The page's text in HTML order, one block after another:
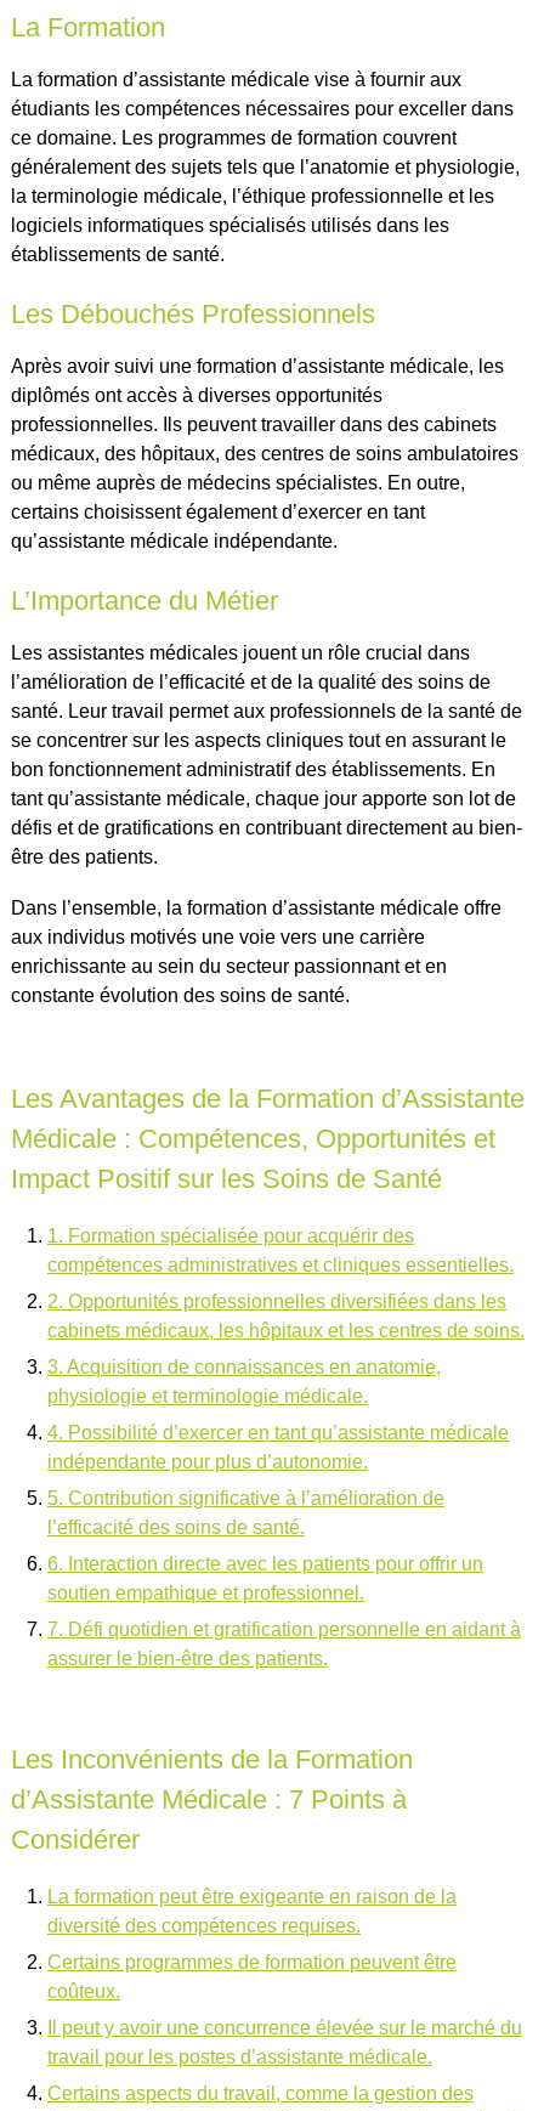
La Formation
La formation d’assistante médicale vise à fournir aux
étudiants les compétences nécessaires pour exceller dans
ce domaine. Les programmes de formation couvrent
généralement des sujets tels que l’anatomie et physiologie,
la terminologie médicale, l’éthique professionnelle et les
logiciels informatiques spécialisés utilisés dans les
établissements de santé.
Les Débouchés Professionnels
Après avoir suivi une formation d’assistante médicale, les
diplômés ont accès à diverses opportunités
professionnelles. Ils peuvent travailler dans des cabinets
médicaux, des hôpitaux, des centres de soins ambulatoires
ou même auprès de médecins spécialistes. En outre,
certains choisissent également d’exercer en tant
qu’assistante médicale indépendante.
L’Importance du Métier
Les assistantes médicales jouent un rôle crucial dans
l’amélioration de l’efficacité et de la qualité des soins de
santé. Leur travail permet aux professionnels de la santé de
se concentrer sur les aspects cliniques tout en assurant le
bon fonctionnement administratif des établissements. En
tant qu’assistante médicale, chaque jour apporte son lot de
défis et de gratifications en contribuant directement au bien-
être des patients.
Dans l’ensemble, la formation d’assistante médicale offre
aux individus motivés une voie vers une carrière
enrichissante au sein du secteur passionnant et en
constante évolution des soins de santé.
Les Avantages de la Formation d’Assistante
Médicale : Compétences, Opportunités et
Impact Positif sur les Soins de Santé
1. Formation spécialisée pour acquérir des
compétences administratives et cliniques essentielles.
2. Opportunités professionnelles diversifiées dans les
cabinets médicaux, les hôpitaux et les centres de soins.
3. Acquisition de connaissances en anatomie,
physiologie et terminologie médicale.
4. Possibilité d’exercer en tant qu’assistante médicale
indépendante pour plus d’autonomie.
5. Contribution significative à l’amélioration de
l’efficacité des soins de santé.
6. Interaction directe avec les patients pour offrir un
soutien empathique et professionnel.
7. Défi quotidien et gratification personnelle en aidant à
assurer le bien-être des patients.
Les Inconvénients de la Formation
d’Assistante Médicale : 7 Points à
Considérer
La formation peut être exigeante en raison de la
diversité des compétences requises.
Certains programmes de formation peuvent être
coûteux.
Il peut y avoir une concurrence élevée sur le marché du
travail pour les postes d’assistante médicale.
Certains aspects du travail, comme la gestion des